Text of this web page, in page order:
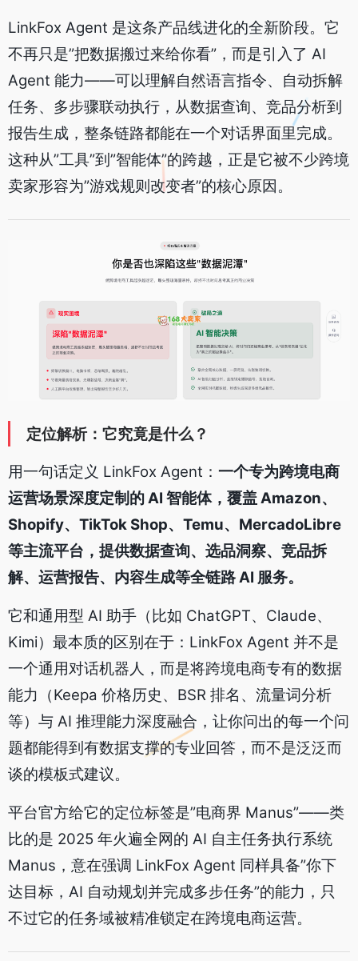
LinkFox Agent 是这条产品线进化的全新阶段。它
不再只是”把数据搬过来给你看”，而是引入了 AI
Agent 能力——可以理解自然语言指令、自动拆解
任务、多步骤联动执行，从数据查询、竞品分析到
报告生成，整条链路都能在一个对话界面里完成。
这种从”工具”到”智能体”的跨越，正是它被不少跨境
卖家形容为”游戏规则改变者”的核心原因。
定位解析：它究竟是什么？
用一句话定义 LinkFox Agent： 一个专为跨境电商
运营场景深度定制的 AI 智能体，覆盖 Amazon、
Shopify、TikTok Shop、Temu、MercadoLibre
等主流平台，提供数据查询、选品洞察、竞品拆
解、运营报告、内容生成等全链路 AI 服务。
它和通用型 AI 助手（比如 ChatGPT、Claude、
Kimi）最本质的区别在于：LinkFox Agent 并不是
一个通用对话机器人，而是将跨境电商专有的数据
能力（Keepa 价格历史、BSR 排名、流量词分析
等）与 AI 推理能力深度融合，让你问出的每一个问
题都能得到有数据支撑的专业回答，而不是泛泛而
谈的模板式建议。
平台官方给它的定位标签是”电商界 Manus”——类
比的是 2025 年火遍全网的 AI 自主任务执行系统
Manus，意在强调 LinkFox Agent 同样具备”你下
达目标，AI 自动规划并完成多步任务”的能力，只
不过它的任务域被精准锁定在跨境电商运营。